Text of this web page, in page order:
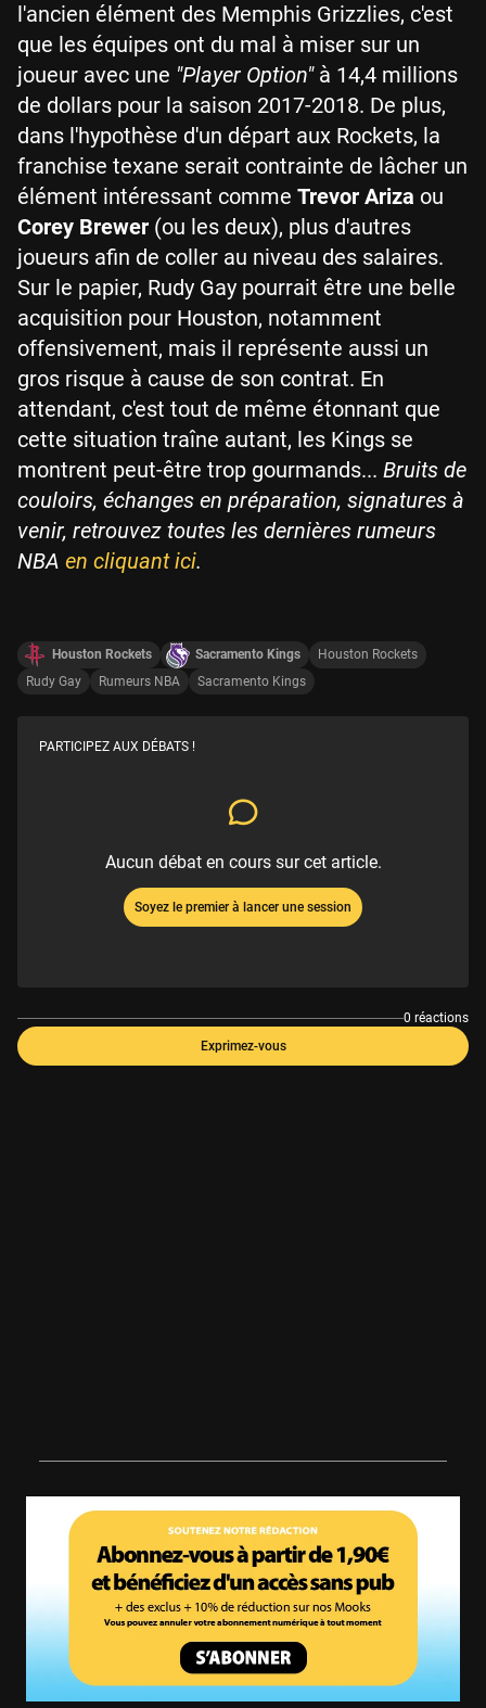
l'ancien élément des Memphis Grizzlies, c'est
que les équipes ont du mal à miser sur un
joueur avec une "Player Option"à 14,4 millions
de dollars pour la saison 2017-2018. De plus,
dans l'hypothèse d'un départ aux Rockets, la
franchise texane serait contrainte de lâcher un
élément intéressant comme Trevor Ariza ou
Corey Brewer (ou les deux), plus d'autres
joueurs afin de coller au niveau des salaires.
Sur le papier, Rudy Gay pourrait être une belle
acquisition pour Houston, notamment
offensivement, mais il représente aussi un
gros risque à cause de son contrat. En
attendant, c'est tout de même étonnant que
cette situation traîne autant, les Kings se
montrent peut-être trop gourmands... Bruits de
couloirs, échanges en préparation, signatures à
venir, retrouvez toutes les dernières rumeurs
NBA en cliquant ici.
Houston Rockets Sacramento Kings
Houston Rockets
Rudy Gay
Rumeurs NBA Sacramento Kings
PARTICIPEZ AUX DÉBATS !
Aucun débat en cours sur cet article.
Soyez le premier à lancer une session
0 réactions
Exprimez-vous